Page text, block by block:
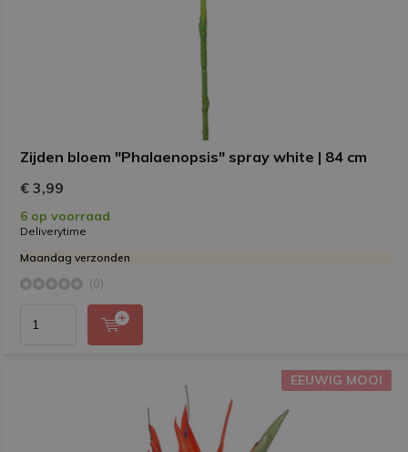
Zijden bloem "Phalaenopsis" spray white | 84 cm
€ 3,99
6 op voorraad
Deliverytime
Maandag verzonden
(0)
EEUWIG MOOI